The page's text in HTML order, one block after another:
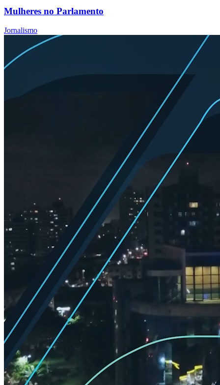
Mulheres no Parlamento
Jornalismo